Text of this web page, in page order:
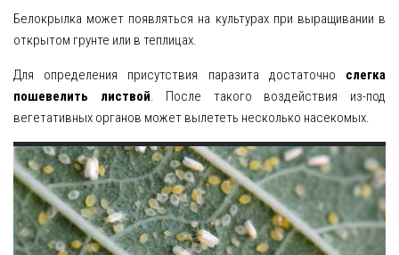
Белокрылка может появляться на культурах при выращивании в
открытом грунте или в теплицах.
Для определения присутствия паразита достаточно слегка
пошевелить листвой. После такого воздействия из-под
вегетативных органов может вылететь несколько насекомых.